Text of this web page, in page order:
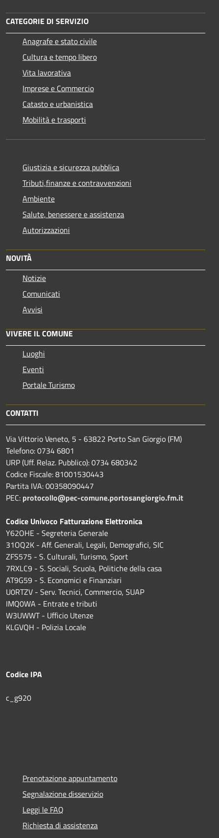
CATEGORIE DI SERVIZIO
Anagrafe e stato civile
Cultura e tempo libero
Vita lavorativa
Imprese e Commercio
Catasto e urbanistica
Mobilità e trasporti
Giustizia e sicurezza pubblica
Tributi,finanze e contravvenzioni
Ambiente
Salute, benessere e assistenza
Autorizzazioni
NOVITÀ
Notizie
Comunicati
Avvisi
VIVERE IL COMUNE
Luoghi
Eventi
Portale Turismo
CONTATTI
Via Vittorio Veneto, 5 - 63822 Porto San Giorgio (FM)
Telefono: 0734 6801
URP (Uff. Relaz. Pubblico): 0734 680342
Codice Fiscale: 81001530443
Partita IVA: 00358090447
PEC: protocollo@pec-comune.portosangiorgio.fm.it
Codice Univoco Fatturazione Elettronica
Y62OHE - Segreteria Generale
31OQ2K - Aff. Generali, Legali, Demografici, SIC
ZFS575 - S. Culturali, Turismo, Sport
7RXLC9 - S. Sociali, Scuola, Politiche della casa
AT9G59 - S. Economici e Finanziari
U0RTZV - Serv. Tecnici, Commercio, SUAP
IMQ0WA - Entrate e tributi
W3UWWT - Ufficio Utenze
KLGVQH - Polizia Locale
Codice IPA
c_g920
Prenotazione appuntamento
Segnalazione disservizio
Leggi le FAQ
Richiesta di assistenza